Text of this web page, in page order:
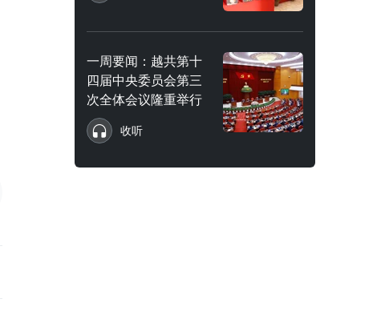
一周要闻：越共第十
四届中央委员会第三
次全体会议隆重举行
收听